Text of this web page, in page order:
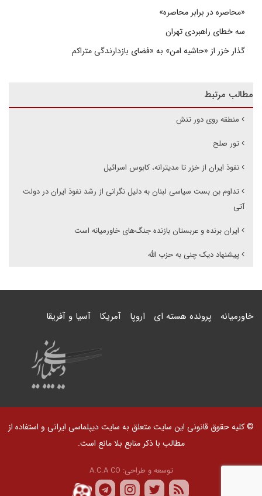
«محاصره در برابر محاصره»
سه خطای راهبردی تهران
گذار خزر از «حاشیه امن» به «فضای بازدارندگی متراکم
مطالب مرتبط
منطقه روی دور تنش
تور صلح
نفوذ ایران از خزر تا مدیترانه، کابوس اسرائیل
تداوم بن بست سیاسی لبنان به دلیل نگرانی از رشد نفوذ ایران در دولت
آتی
ایران برنده و عربستان بازنده جنگ‌های خاورمیانه است
پیشنهاد دیک چنی به حزب الله
خاورمیانه پرونده هسته ای اروپا آمریکا آسیا و آفریقا
© کلیه حقوق قانونی این سایت متعلق به سایت دیپلماسی ایرانی و استفاده از
مطالب با ذکر منابع بلا مانع است.
توسعه و طراحی: A.C.A CO